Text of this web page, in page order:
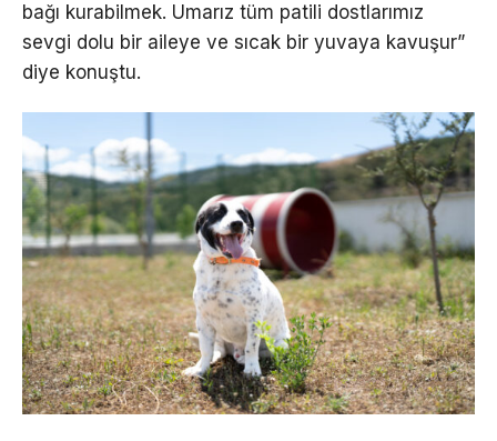
bağı kurabilmek. Umarız tüm patili dostlarımız
sevgi dolu bir aileye ve sıcak bir yuvaya kavuşur”
diye konuştu.